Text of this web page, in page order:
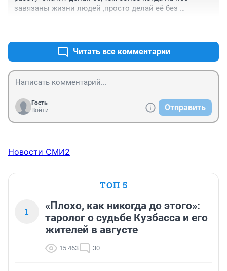
завязаны жизни людей ,просто делай её без
Читать все комментарии
Гость
Войти
Отправить
Новости СМИ2
ТОП 5
1
«Плохо, как никогда до этого»:
таролог о судьбе Кузбасса и его
жителей в августе
15 463 30